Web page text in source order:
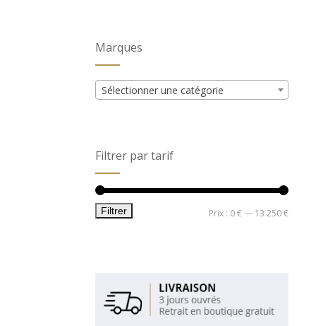
Marques
Sélectionner une catégorie
Filtrer par tarif
Prix
Prix
Filtrer Prix : 0 €— 13 250 €